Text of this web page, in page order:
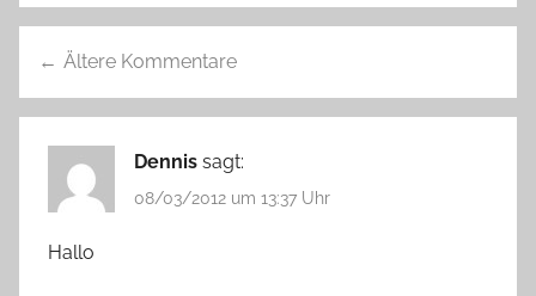
Kommentarnavigation
Ältere Kommentare
Dennis sagt:
08/03/2012 um 13:37 Uhr
Hallo